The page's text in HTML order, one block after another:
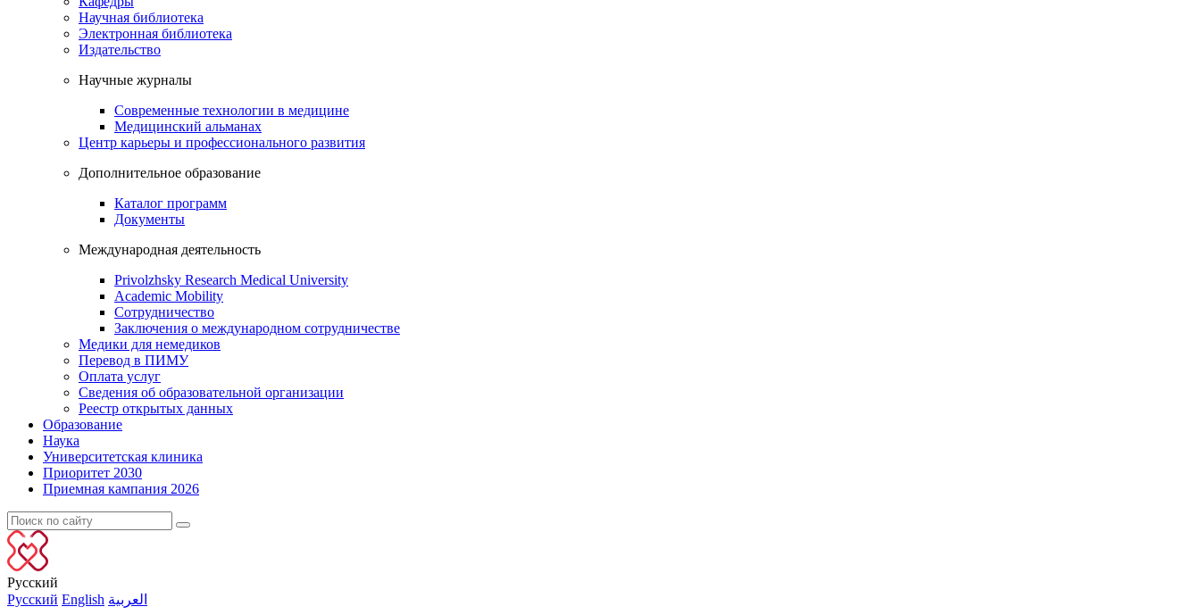
Научная библиотека
Электронная библиотека
Издательство
Научные журналы
Современные технологии в медицине
Медицинский альманах
Центр карьеры и профессионального развития
Дополнительное образование
Каталог программ
Документы
Международная деятельность
Privolzhsky Research Medical University
Academic Mobility
Сотрудничество
Заключения о международном сотрудничестве
Медики для немедиков
Перевод в ПИМУ
Оплата услуг
Сведения об образовательной организации
Реестр открытых данных
Образование
Наука
Университетская клиника
Приоритет 2030
Приемная кампания 2026
Русский
Русский English العربية